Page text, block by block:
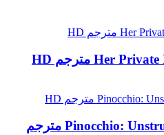
تحميل فيلم Pinocchio: Unstrung 2026 مترجم